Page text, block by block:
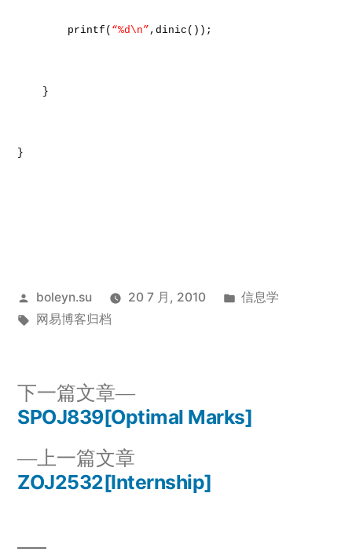
printf( “%d\n” ,dinic());
}
}
发
布
boleyn.su 20 7 月, 2010
发
信息学
标
网易博客归档
文
章
航
上一篇文章
一
ZOJ2532[Internship]
下一篇文章
下
一
章：
SPOJ839[Optimal Marks]